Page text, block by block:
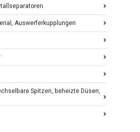
Auswerferkupplungen
Spitzen, beheizte Düsen,